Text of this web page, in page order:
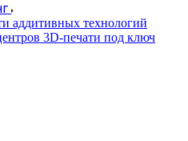
аддитивных технологий
3D-печати под ключ